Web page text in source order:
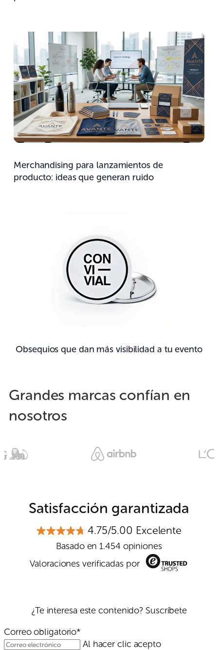
Merchandising para lanzamientos de
producto: ideas que generan ruido
Obsequios que dan más visibilidad a tu evento
Grandes marcas confían en
nosotros
Satisfacción garantizada
4.75/5.00 Excelente
Basado en 1.454 opiniones
Valoraciones verificadas por
¿Te interesa este contenido? Suscríbete
Correo obligatorio*
Al hacer clic acepto